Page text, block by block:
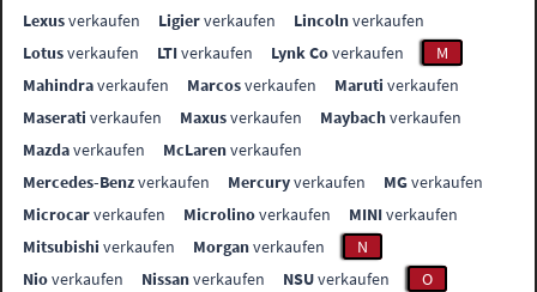
Lexusverkaufen Ligierverkaufen Lincolnverkaufen
Lotusverkaufen LTIverkaufen Lynk Coverkaufen
M
Mahindraverkaufen Marcosverkaufen Maruti verkaufen
Maserati verkaufen Maxusverkaufen Maybachverkaufen
Mazdaverkaufen McLarenverkaufen
Mercedes-Benzverkaufen Mercuryverkaufen MGverkaufen
Microcarverkaufen Microlinoverkaufen MINIverkaufen
Mitsubishi verkaufen Morganverkaufen
N
Nioverkaufen Nissanverkaufen NSUverkaufen
O